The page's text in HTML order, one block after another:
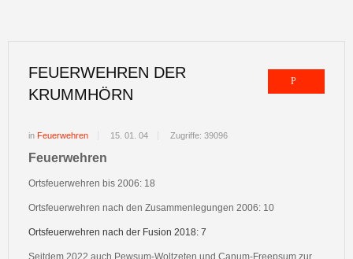
FEUERWEHREN DER
KRUMMHÖRN
in Feuerwehren 15. 01. 04 Zugriffe: 39096
Feuerwehren
Ortsfeuerwehren bis 2006: 18
Ortsfeuerwehren nach den Zusammenlegungen 2006: 10
Ortsfeuerwehren nach der Fusion 2018: 7
Seitdem 2022 auch Pewsum-Woltzeten und Canum-Freepsum zur